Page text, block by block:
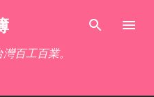
內容
百工百業。